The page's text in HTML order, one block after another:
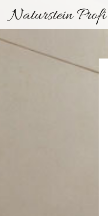
Naturstein Profi